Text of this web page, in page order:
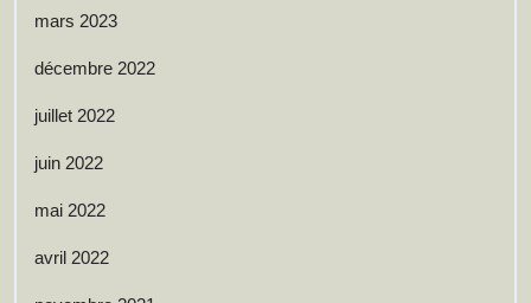
mars 2023
décembre 2022
juillet 2022
juin 2022
mai 2022
avril 2022